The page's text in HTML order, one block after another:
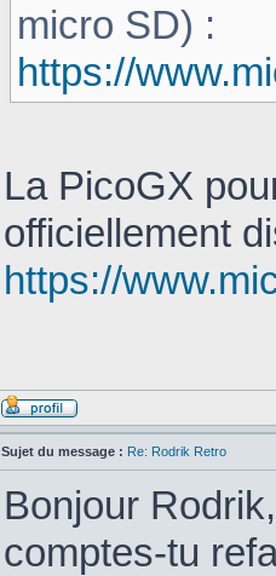
micro SD) :
https://
La PicoGX
officiellement
https://
Sujet du message : Re: Rodrik Retro
Bonjour
comptes-tu